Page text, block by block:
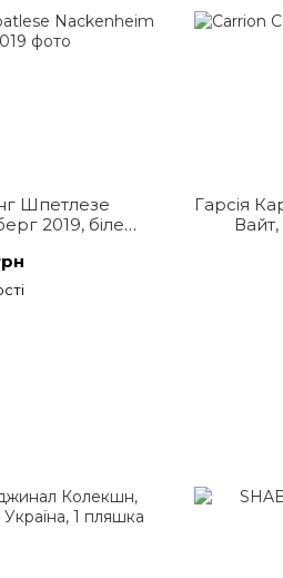
Шпетлезе
2019, біле
Гарсія
Вайт,